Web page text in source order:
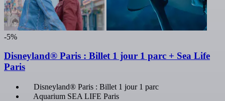
-5%
Disneyland® Paris : Billet 1 jour 1 parc + Sea Life
Paris
Disneyland® Paris : Billet 1 jour 1 parc
Aquarium SEA LIFE Paris